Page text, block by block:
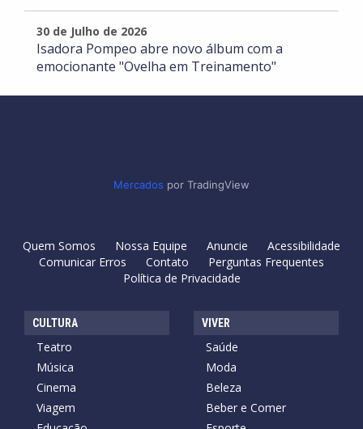
30 de Julho de 2026
Isadora Pompeo abre novo álbum com a
emocionante "Ovelha em Treinamento"
Mercados por TradingView
Quem Somos Nossa Equipe Anuncie
Acessibilidade
Comunicar Erros
Contato
Perguntas Frequentes
Política de Privacidade
CULTURA
Teatro
Música
Cinema
Viagem
VIVER
Saúde
Moda
Beleza
Beber e Comer